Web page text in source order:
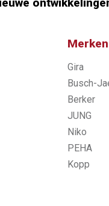
Merken
Gira
Busch-
Berker
JUNG
Niko
PEHA
Kopp